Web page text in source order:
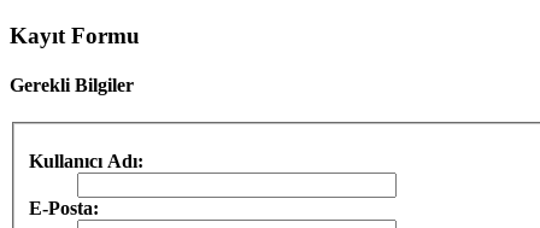
Kayıt Formu
Gerekli Bilgiler
Kullanıcı Adı:
E-Posta: